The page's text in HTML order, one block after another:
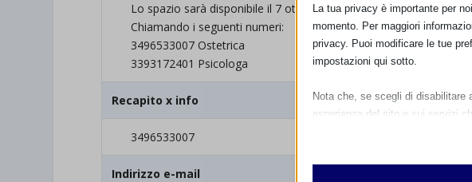
Lo spazio sarà disponibile il 7 ottobre 2021 dalle 17:00 alle 20:00
Chiamando i seguenti numeri:
3496533007 Ostetrica
3393172401 Psicologa
Recapito x info
3496533007
Indirizzo e-mail
La tua privacy è importante per
momento. Per maggiori
privacy. Puoi modificare le tue
impostazioni qui sotto.
Nota che, se scegli di disabilitare
esperienza del sito e sui servizi
funzionamento del sito web.